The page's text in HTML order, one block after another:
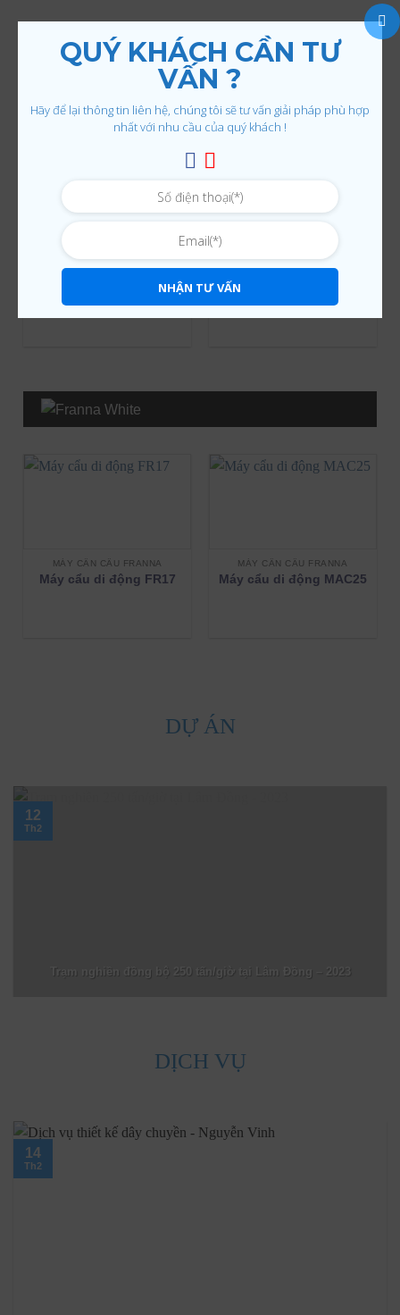
MÁY RỬA KHOÁNG SẢN TEREX
Máy rửa cát nhân tạo
ULTRA FINES
MÁY RỬA KHOÁNG SẢN TEREX
Máy rửa cát nhân tạo
FM HYDRO
MÁY CẦN CẨU FRANNA
Máy cẩu di động FR17
MÁY CẦN CẨU FRANNA
Máy cẩu di động MAC25
DỰ ÁN
Trạm nghiền đồng bộ 250 tấn/giờ tại Lâm Đồng – 2023
12
Th2
DỊCH VỤ
14
Th2
QUÝ KHÁCH CẦN TƯ
VẤN ?
Hãy để lại thông tin liên hệ, chúng tôi sẽ tư vấn giải pháp phù hợp
nhất với nhu cầu của quý khách !
NHẬN TƯ VẤN